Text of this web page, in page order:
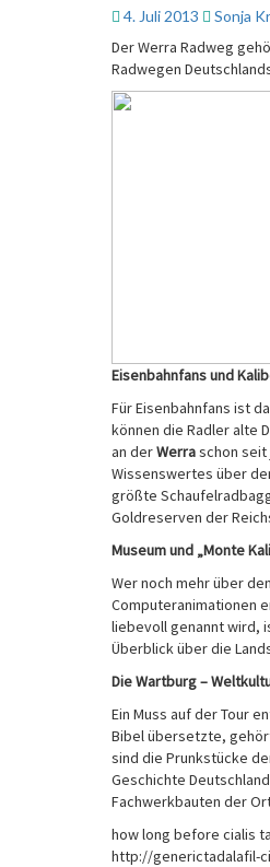
4. Juli 2013 Sonja
Der Werra Radweg
Radwegen
Eisenbahnfans und
Für Eisenbahnfans ist
können die Radler alte
an derWerraschon seit
Wissenswertes über
größte
Goldreserven der
Museum und „Monte
Wer noch mehr über
Computeranimationen
liebevoll genannt wird,
Überblick über die
Die Wartburg –
Ein Muss auf der Tour
Bibel übersetzte,
sind die Prunkstücke
Geschichte
Fachwerkbauten der
how long before cialis
http://generictadalafil-